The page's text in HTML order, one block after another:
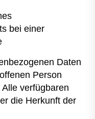
bei einer
Daten
Person
verfügbaren
die Herkunft der